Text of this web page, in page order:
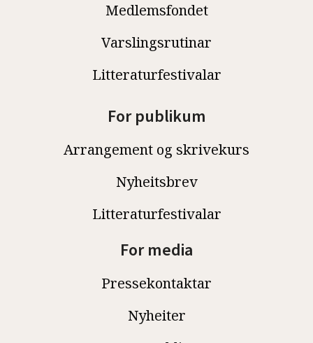
Medlemsfondet
Varslingsrutinar
Litteraturfestivalar
For publikum
Arrangement og skrivekurs
Nyheitsbrev
Litteraturfestivalar
For media
Pressekontaktar
Nyheiter